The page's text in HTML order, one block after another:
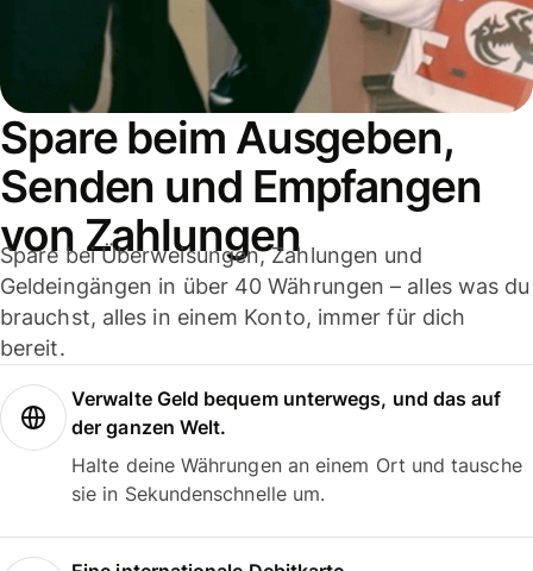
Spare beim Ausgeben,
Senden und Empfangen
von Zahlungen
Spare bei Überweisungen, Zahlungen und
Geldeingängen in über 40 Währungen – alles was du
brauchst, alles in einem Konto, immer für dich
bereit.
Verwalte Geld bequem unterwegs, und das auf
der ganzen Welt.
Halte deine Währungen an einem Ort und tausche
sie in Sekundenschnelle um.